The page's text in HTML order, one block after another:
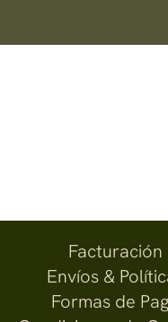
Facturación
Envíos &
Formas de